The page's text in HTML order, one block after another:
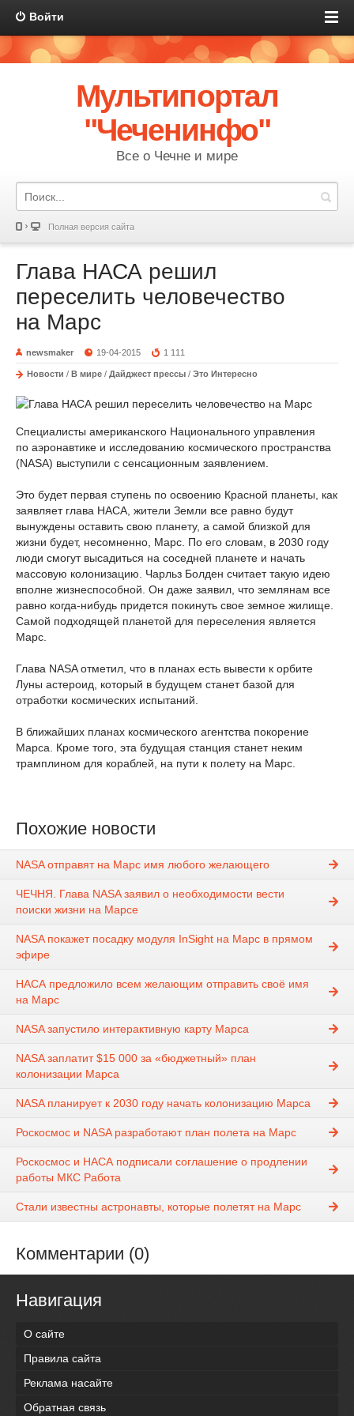
Войти
Мультипортал
"Чеченинфо"
Все о Чечне и мире
Полная версия сайта
Глава НАСА решил
переселить человечество
на Марс
newsmaker 19-04-2015 1 111
Новости / В мире / Дайджест прессы / Это Интересно
Специалисты американского Национального управления
по аэронавтике и исследованию космического пространства
(NASA) выступили с сенсационным заявлением.
Это будет первая ступень по освоению Красной планеты, как
заявляет глава НАСА, жители Земли все равно будут
вынуждены оставить свою планету, а самой близкой для
жизни будет, несомненно, Марс. По его словам, в 2030 году
люди смогут высадиться на соседней планете и начать
массовую колонизацию. Чарльз Болден считает такую идею
вполне жизнеспособной. Он даже заявил, что землянам все
равно когда-нибудь придется покинуть свое земное жилище.
Самой подходящей планетой для переселения является
Марс.
Глава NASA отметил, что в планах есть вывести к орбите
Луны астероид, который в будущем станет базой для
отработки космических испытаний.
В ближайших планах космического агентства покорение
Марса. Кроме того, эта будущая станция станет неким
трамплином для кораблей, на пути к полету на Марс.
Похожие новости
NASA отправят на Марс имя любого желающего
ЧЕЧНЯ. Глава NASA заявил о необходимости вести
поиски жизни на Марсе
NASA покажет посадку модуля InSight на Марс в прямом
эфире
НАСА предложило всем желающим отправить своё имя
на Марс
NASA запустило интерактивную карту Марса
NASA заплатит $15 000 за «бюджетный» план
колонизации Марса
NASA планирует к 2030 году начать колонизацию Марса
Роскосмос и NASA разработают план полета на Марс
Роскосмос и НАСА подписали соглашение о продлении
работы МКС Работа
Стали известны астронавты, которые полетят на Марс
Комментарии (0)
Навигация
О сайте
Правила сайта
Реклама насайте
Обратная связь